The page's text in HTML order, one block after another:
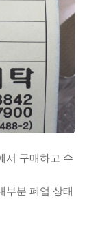
서 구매하고 수
부분 폐업 상태